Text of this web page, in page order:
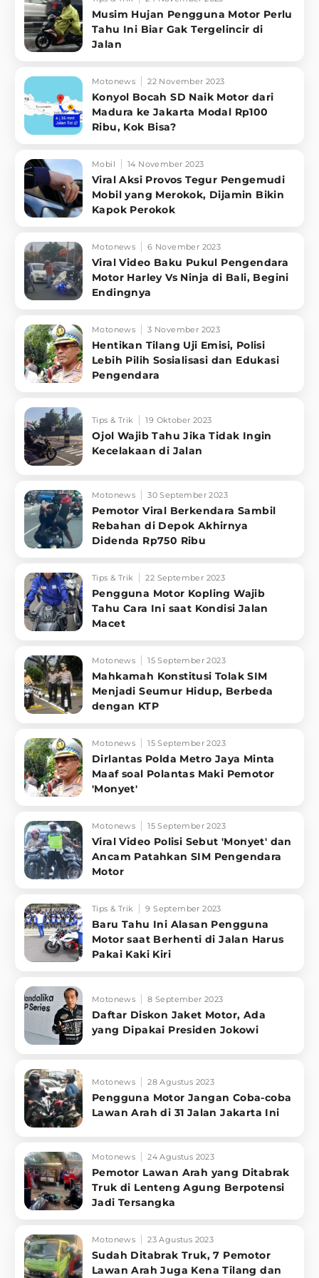
Musim Hujan Pengguna Motor Perlu
Tahu Ini Biar Gak Tergelincir di
Jalan
Motonews 22 November 2023
Konyol Bocah SD Naik Motor dari
Madura ke Jakarta Modal Rp100
Ribu, Kok Bisa?
Mobil 14 November 2023
Viral Aksi Provos Tegur Pengemudi
Mobil yang Merokok, Dijamin Bikin
Kapok Perokok
Motonews 6 November 2023
Viral Video Baku Pukul Pengendara
Motor Harley Vs Ninja di Bali, Begini
Endingnya
Motonews 3 November 2023
Hentikan Tilang Uji Emisi, Polisi
Lebih Pilih Sosialisasi dan Edukasi
Pengendara
Tips & Trik 19 Oktober 2023
Ojol Wajib Tahu Jika Tidak Ingin
Kecelakaan di Jalan
Motonews 30 September 2023
Pemotor Viral Berkendara Sambil
Rebahan di Depok Akhirnya
Didenda Rp750 Ribu
Tips & Trik 22 September 2023
Pengguna Motor Kopling Wajib
Tahu Cara Ini saat Kondisi Jalan
Macet
Motonews 15 September 2023
Mahkamah Konstitusi Tolak SIM
Menjadi Seumur Hidup, Berbeda
dengan KTP
Motonews 15 September 2023
Dirlantas Polda Metro Jaya Minta
Maaf soal Polantas Maki Pemotor
'Monyet'
Motonews 15 September 2023
Viral Video Polisi Sebut 'Monyet' dan
Ancam Patahkan SIM Pengendara
Motor
Tips & Trik 9 September 2023
Baru Tahu Ini Alasan Pengguna
Motor saat Berhenti di Jalan Harus
Pakai Kaki Kiri
Motonews 8 September 2023
Daftar Diskon Jaket Motor, Ada
yang Dipakai Presiden Jokowi
Motonews 28 Agustus 2023
Pengguna Motor Jangan Coba-coba
Lawan Arah di 31 Jalan Jakarta Ini
Motonews 24 Agustus 2023
Pemotor Lawan Arah yang Ditabrak
Truk di Lenteng Agung Berpotensi
Jadi Tersangka
Motonews 23 Agustus 2023
Sudah Ditabrak Truk, 7 Pemotor
Lawan Arah Juga Kena Tilang dan